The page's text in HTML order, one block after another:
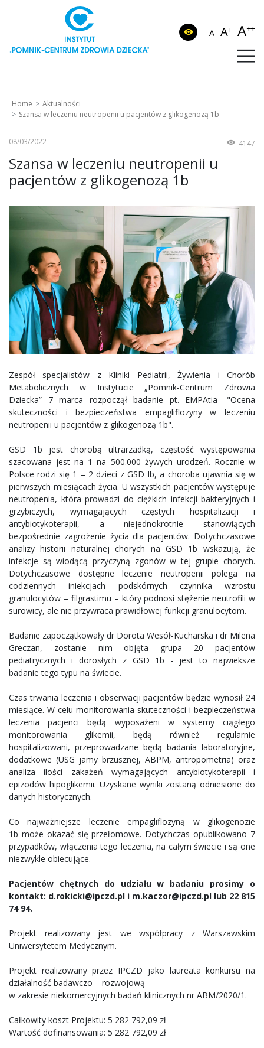
A A+ A++
Home
Aktualności
Szansa w leczeniu neutropenii u pacjentów z glikogenozą 1b
08/03/2022 4147
Szansa w leczeniu neutropenii u
pacjentów z glikogenozą 1b
Zespół specjalistów z Kliniki Pediatrii, Żywienia i Chorób
Metabolicznych w Instytucie „Pomnik-Centrum Zdrowia
Dziecka” 7 marca rozpoczął badanie pt. EMPAtia -"Ocena
skuteczności i bezpieczeństwa empagliflozyny w leczeniu
neutropenii u pacjentów z glikogenozą 1b".
GSD 1b jest chorobą ultrarzadką, częstość występowania
szacowana jest na 1 na 500.000 żywych urodzeń. Rocznie w
Polsce rodzi się 1 – 2 dzieci z GSD Ib, a choroba ujawnia się w
pierwszych miesiącach życia. U wszystkich pacjentów występuje
neutropenia, która prowadzi do ciężkich infekcji bakteryjnych i
grzybiczych, wymagających częstych hospitalizacji i
antybiotykoterapii, a niejednokrotnie stanowiących
bezpośrednie zagrożenie życia dla pacjentów. Dotychczasowe
analizy historii naturalnej chorych na GSD 1b wskazują, że
infekcje są wiodącą przyczyną zgonów w tej grupie chorych.
Dotychczasowe dostępne leczenie neutropenii polega na
codziennych iniekcjach podskórnych czynnika wzrostu
granulocytów – filgrastimu – który podnosi stężenie neutrofili w
surowicy, ale nie przywraca prawidłowej funkcji granulocytom.
Badanie zapoczątkowały dr Dorota Wesół-Kucharska i dr Milena
Greczan, zostanie nim objęta grupa 20 pacjentów
pediatrycznych i dorosłych z GSD 1b - jest to najwieksze
badanie tego typu na świecie.
Czas trwania leczenia i obserwacji pacjentów będzie wynosił 24
miesiące. W celu monitorowania skuteczności i bezpieczeństwa
leczenia pacjenci będą wyposażeni w systemy ciągłego
monitorowania glikemii, będą również regularnie
hospitalizowani, przeprowadzane będą badania laboratoryjne,
dodatkowe (USG jamy brzusznej, ABPM, antropometria) oraz
analiza ilości zakażeń wymagających antybiotykoterapii i
epizodów hipoglikemii. Uzyskane wyniki zostaną odniesione do
danych historycznych.
Co najważniejsze leczenie empagliflozyną w glikogenozie
1b może okazać się przełomowe. Dotychczas opublikowano 7
przypadków, włączenia tego leczenia, na całym świecie i są one
niezwykle obiecujące.
Pacjentów chętnych do udziału w badaniu prosimy o
kontakt: d.rokicki@ipczd.pl i m.kaczor@ipczd.pl lub 22 815
74 94.
Projekt realizowany jest we współpracy z Warszawskim
Uniwersytetem Medycznym.
Projekt realizowany przez IPCZD jako laureata konkursu na
działalność badawczo – rozwojową
w zakresie niekomercyjnych badań klinicznych nr ABM/2020/1.
Całkowity koszt Projektu: 5 282 792,09 zł
Wartość dofinansowania: 5 282 792,09 zł